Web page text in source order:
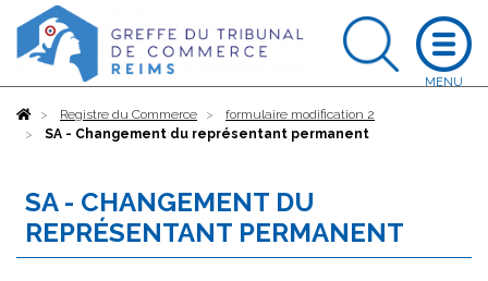
AccueilRegistre du Commerce
formulaire modification 2
SA - Changement du représentant permanent
SA - CHANGEMENT DU
REPRÉSENTANT PERMANENT